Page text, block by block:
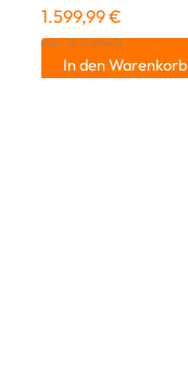
1.599,99€
inkl. 19 % MwSt.
In den Warenkorb